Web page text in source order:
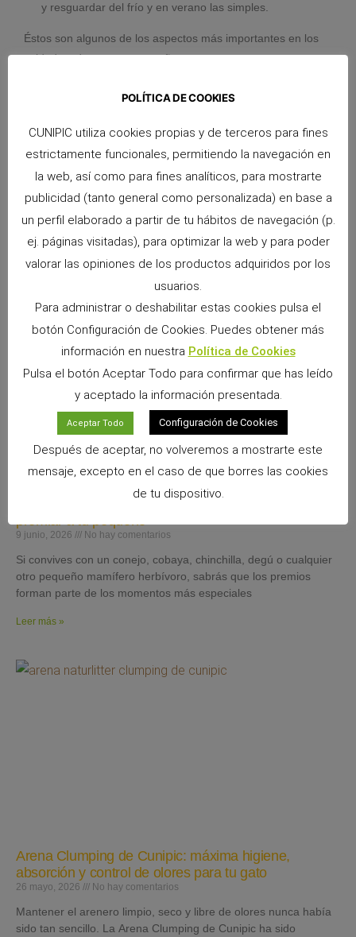
y resguardar del frío y en verano las simples.
Éstos son algunos de los aspectos más importantes en los
cuidados de nuestra pequeña mascota.
Ahora, a disfrutar al máximo con
Beneficios de los masajes en nuestras mascotas
Snacks Alpha Pro: 6 sabores irresistibles para
9 junio, 2026 No hay comentarios
Si convives con un conejo, cobaya, chinchilla, degú o cualquier
otro pequeño mamífero herbívoro, sabrás que los premios
forman parte de los momentos más especiales
Leer más »
Arena Clumping de Cunipic: máxima higiene,
absorción y control de olores para tu gato
26 mayo, 2026 No hay comentarios
Mantener el arenero limpio, seco y libre de olores nunca había
sido tan sencillo. La Arena Clumping de Cunipic ha sido
POLÍTICA DE COOKIES
CUNIPIC utiliza cookies propias y de terceros para fines
estrictamente funcionales, permitiendo la navegación en
la web, así como para fines analíticos, para mostrarte
publicidad (tanto general como personalizada) en base a
un perfil elaborado a partir de tu hábitos de navegación (p.
ej. páginas visitadas), para optimizar la web y para poder
valorar las opiniones de los productos adquiridos por los
usuarios.
Para administrar o deshabilitar estas cookies pulsa el
botón Configuración de Cookies. Puedes obtener más
información en nuestra Política de Cookies
Pulsa el botón Aceptar Todo para confirmar que has leído
y aceptado la información presentada.
Aceptar Todo Configuración de Cookies
Después de aceptar, no volveremos a mostrarte este
mensaje, excepto en el caso de que borres las cookies
de tu dispositivo.